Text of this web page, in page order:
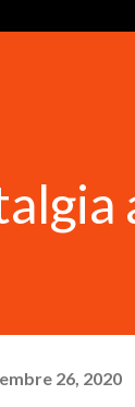
26, 2020